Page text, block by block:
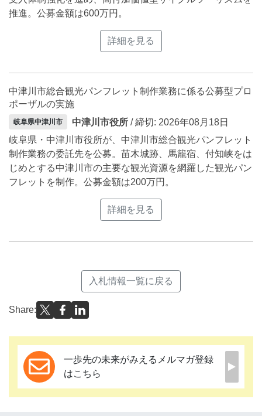
推進。公募金額は600万円。
詳細を見る
中津川市総合観光パンフレット制作業務に係る公募型プロ
ポーザルの実施
岐阜県中津川市 中津川市役所 / 締切: 2026年08月18日
岐阜県・中津川市役所が、中津川市総合観光パンフレット
制作業務の委託先を公募。苗木城跡、馬籠宿、付知峡をは
じめとする中津川市の主要な観光資源を網羅した観光パン
フレットを制作。公募金額は200万円。
詳細を見る
入札情報一覧に戻る
Share:
一歩先の未来がみえるメルマガ登録
はこちら